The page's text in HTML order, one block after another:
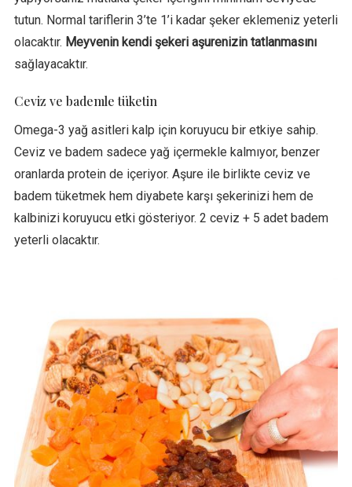
tutun. Normal tariflerin 3’te 1’i kadar şeker eklemeniz yeterli
olacaktır. Meyvenin kendi şekeri aşurenizin tatlanmasını
sağlayacaktır.
Ceviz ve bademle tüketin
Omega-3 yağ asitleri kalp için koruyucu bir etkiye sahip.
Ceviz ve badem sadece yağ içermekle kalmıyor, benzer
oranlarda protein de içeriyor. Aşure ile birlikte ceviz ve
badem tüketmek hem diyabete karşı şekerinizi hem de
kalbinizi koruyucu etki gösteriyor. 2 ceviz + 5 adet badem
yeterli olacaktır.